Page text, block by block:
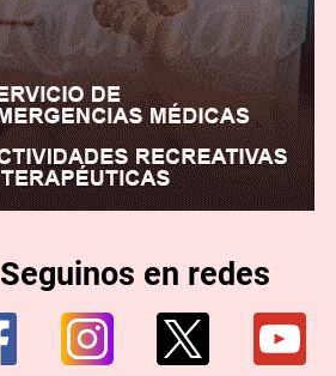
Seguinos en redes